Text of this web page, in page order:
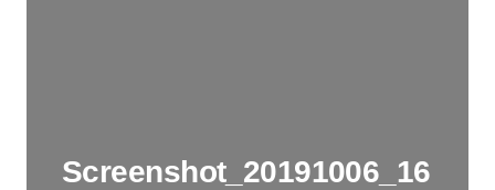
Screenshot_20191006_16